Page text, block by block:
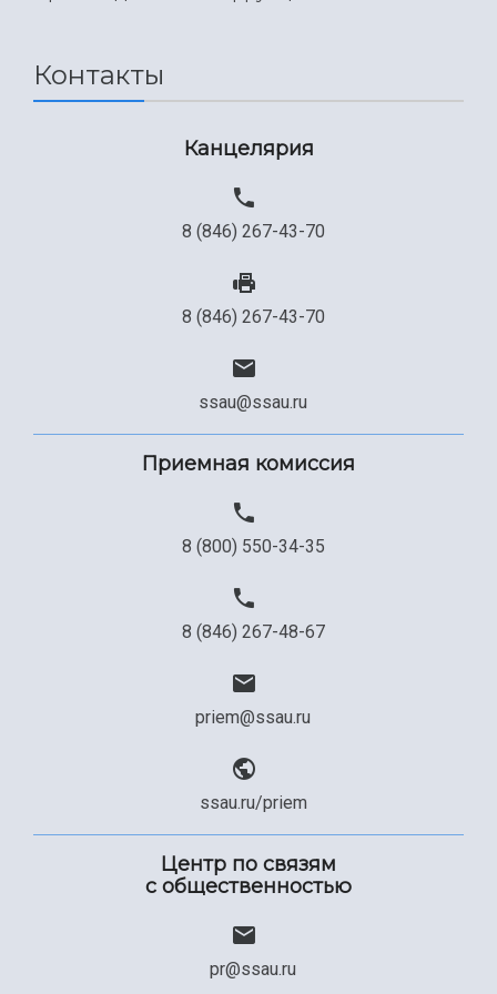
Контакты
Канцелярия
8 (846) 267-43-70
8 (846) 267-43-70
ssau@ssau.ru
Приемная комиссия
8 (800) 550-34-35
8 (846) 267-48-67
priem@ssau.ru
ssau.ru/priem
Центр по связям
с общественностью
pr@ssau.ru